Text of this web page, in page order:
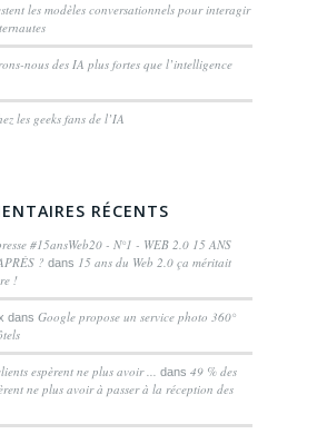
les modèles conversationnels pour interagir
nous des IA plus fortes que l’intelligence
les geeks fans de l’IA
RÉCENTS
#15ansWeb20 - N°1 - WEB 2.0 15 ANS
? dans 15 ans du Web 2.0 ça méritait
!
dansGoogle propose un service photo 360°
espèrent ne plus avoir ... dans49 % des
ne plus avoir à passer à la réception des